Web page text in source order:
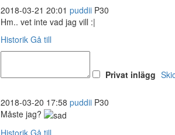
2018-03-21 20:01 puddii P30
Hm.. vet inte vad jag vill :|
Historik Gå till
Privat inlägg
2018-03-20 17:58 puddii P30
Måste jag?